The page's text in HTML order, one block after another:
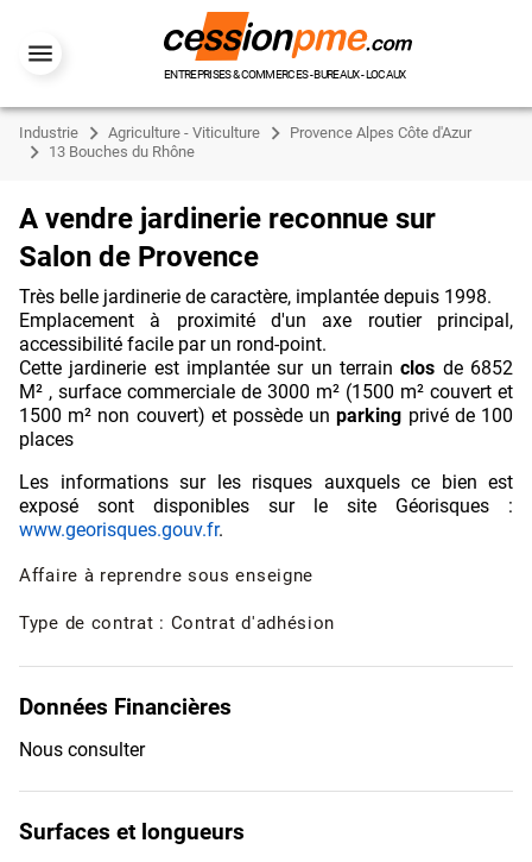
ENTREPRISES & COMMERCES - BUREAUX - LOCAUX
Industrie Agriculture - Viticulture
Provence Alpes Côte d'Azur
13 Bouches du Rhône
A vendre jardinerie reconnue sur
Salon de Provence
Très belle jardinerie de caractère, implantée depuis 1998.
Emplacement à proximité d'un axe routier principal,
accessibilité facile par un rond-point.
Cette jardinerie est implantée sur un terrainclos de 6852
M² , surface commerciale de 3000 m² (1500 m² couvert et
1500 m² non couvert) et possède unparking privé de 100
places
Les informations sur les risques auxquels ce bien est
exposé sont disponibles sur le site Géorisques :
www.georisques.gouv.fr.
Affaire à reprendre sous enseigne
Type de contrat : Contrat d'adhésion
Données Financières
Nous consulter
Surfaces et longueurs